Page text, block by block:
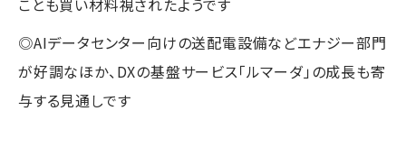
◎AIデータセンター向けの送配電設備などエナジー部門
が好調なほか、DXの基盤サービス「ルマーダ」の成長も寄
与する見通しです